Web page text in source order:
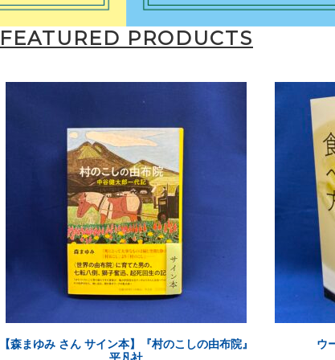
FEATURED PRODUCTS
【森まゆみ さん サイン本】『村のこしの由布院』
ウ